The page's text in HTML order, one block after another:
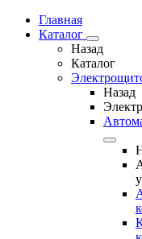
Главная
Каталог
Назад
Каталог
Назад